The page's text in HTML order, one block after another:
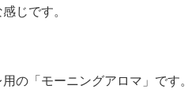
じです。
の「モーニングアロマ」です。